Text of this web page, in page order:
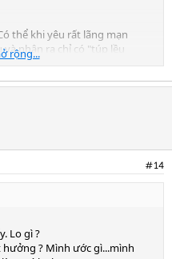
thể khi yêu rất lãng mạn
nhận ra chỉ có "túp lều
thốn đủ thứ) thì rồi một
mình không rõ nhưng phái
và có mái ấm gia đình thực
thứ sẽ đến sau!
rộng...
#14
Lo gì ?
? Mình ước gì...mình